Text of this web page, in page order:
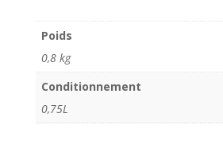
Poids
0,8 kg
Conditionnement
0,75L